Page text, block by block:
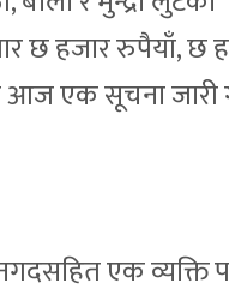
छ हजार रुपैयाँ, छ
आज एक सूचना जारी
एक व्यक्ति